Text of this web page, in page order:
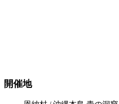
開催地